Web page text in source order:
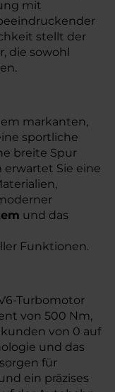
mit
stellt der
die sowohl
markanten,
sportliche
breite Spur
Sie eine
und das
Funktionen.
Turbomotor
von 500 Nm,
von 0 auf
und das
für
ein präzises